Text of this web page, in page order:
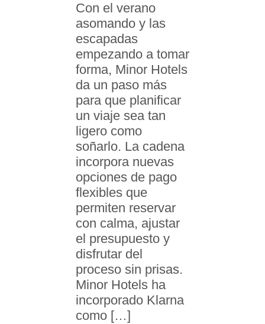
Con el verano
asomando y las
escapadas
empezando a tomar
forma, Minor Hotels
da un paso más
para que planificar
un viaje sea tan
ligero como
soñarlo. La cadena
incorpora nuevas
opciones de pago
flexibles que
permiten reservar
con calma, ajustar
el presupuesto y
disfrutar del
proceso sin prisas.
Minor Hotels ha
incorporado Klarna
como […]